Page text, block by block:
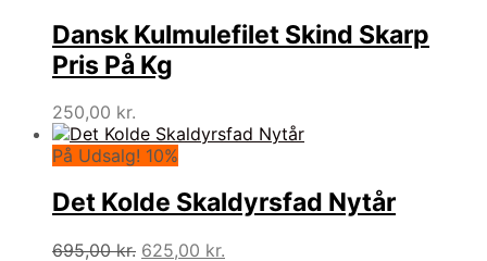
Dansk Kulmulefilet Skind Skarp
Pris På Kg
250,00 kr.
På Udsalg! 10%
Det Kolde Skaldyrsfad Nytår
695,00kr. Den
625,00 kr.